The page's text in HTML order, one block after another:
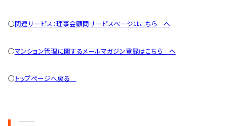
○ 関連サービス：理事会顧問サービスページはこちら へ
○マンション管理に関するメールマガジン登録はこちら へ
○ トップページへ戻る